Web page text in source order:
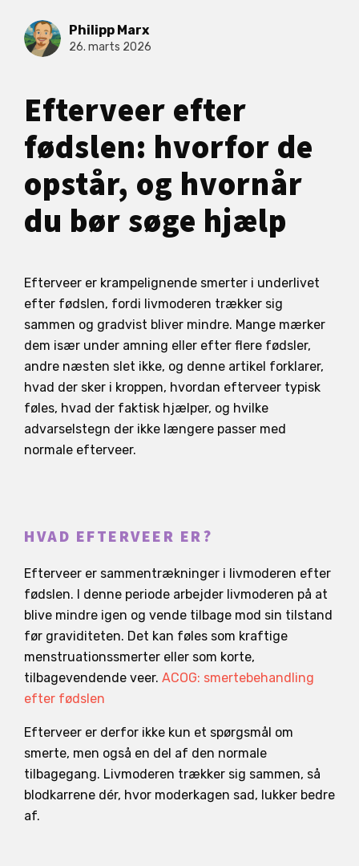
Philipp Marx
26. marts 2026
Efterveer efter
fødslen: hvorfor de
opstår, og hvornår
du bør søge hjælp
Efterveer er krampelignende smerter i underlivet
efter fødslen, fordi livmoderen trækker sig
sammen og gradvist bliver mindre. Mange mærker
dem især under amning eller efter flere fødsler,
andre næsten slet ikke, og denne artikel forklarer,
hvad der sker i kroppen, hvordan efterveer typisk
føles, hvad der faktisk hjælper, og hvilke
advarselstegn der ikke længere passer med
normale efterveer.
HVAD EFTERVEER ER?
Efterveer er sammentrækninger i livmoderen efter
fødslen. I denne periode arbejder livmoderen på at
blive mindre igen og vende tilbage mod sin tilstand
før graviditeten. Det kan føles som kraftige
menstruationssmerter eller som korte,
tilbagevendende veer. ACOG: smertebehandling
efter fødslen
Efterveer er derfor ikke kun et spørgsmål om
smerte, men også en del af den normale
tilbagegang. Livmoderen trækker sig sammen, så
blodkarrene dér, hvor moderkagen sad, lukker bedre
af.